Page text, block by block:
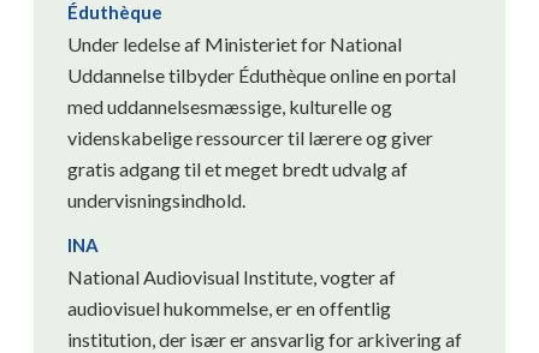
Éduthèque
Under ledelse af Ministeriet for National
Uddannelse tilbyder Éduthèque online en portal
med uddannelsesmæssige, kulturelle og
videnskabelige ressourcer til lærere og giver
gratis adgang til et meget bredt udvalg af
undervisningsindhold.
INA
National Audiovisual Institute, vogter af
audiovisuel hukommelse, er en offentlig
institution, der især er ansvarlig for arkivering af